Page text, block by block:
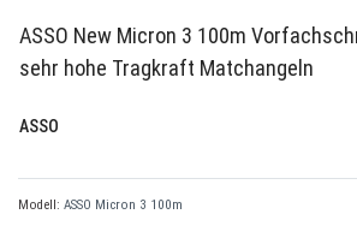
ASSO New Micron 3 100m
sehr hohe Tragkraft Matchangeln
ASSO
Modell: ASSO Micron 3 100m